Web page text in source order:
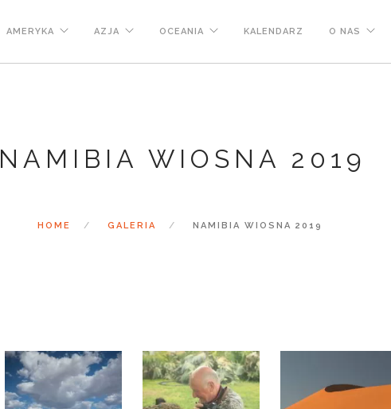
AMERYKA AZJA OCEANIA KALENDARZ O NAS
NAMIBIA WIOSNA 2019
HOME GALERIA NAMIBIA WIOSNA 2019